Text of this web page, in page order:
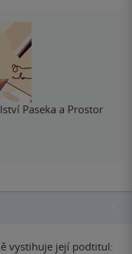
Paseka a Prostor
vystihuje její podtitul: